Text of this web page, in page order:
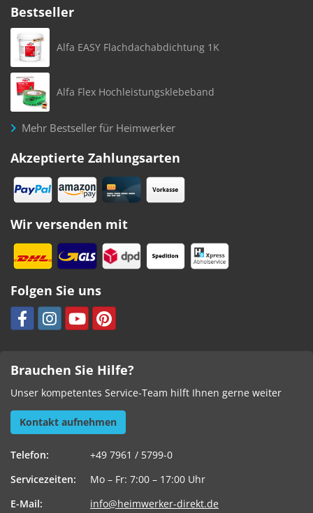
Bestseller
Alfa EASY Flachdachabdichtung 1K
Alfa Flex Hochleistungsklebeband
Mehr Bestseller für Heimwerker
Akzeptierte Zahlungsarten
Wir versenden mit
Folgen Sie uns
Brauchen Sie Hilfe?
Unser kompetentes Service-Team hilft Ihnen gerne weiter
Kontakt aufnehmen
Telefon:
+49 7961 / 5799-0
Servicezeiten:
Mo – Fr: 7:00 – 17:00 Uhr
E-Mail:
info@heimwerker-direkt.de